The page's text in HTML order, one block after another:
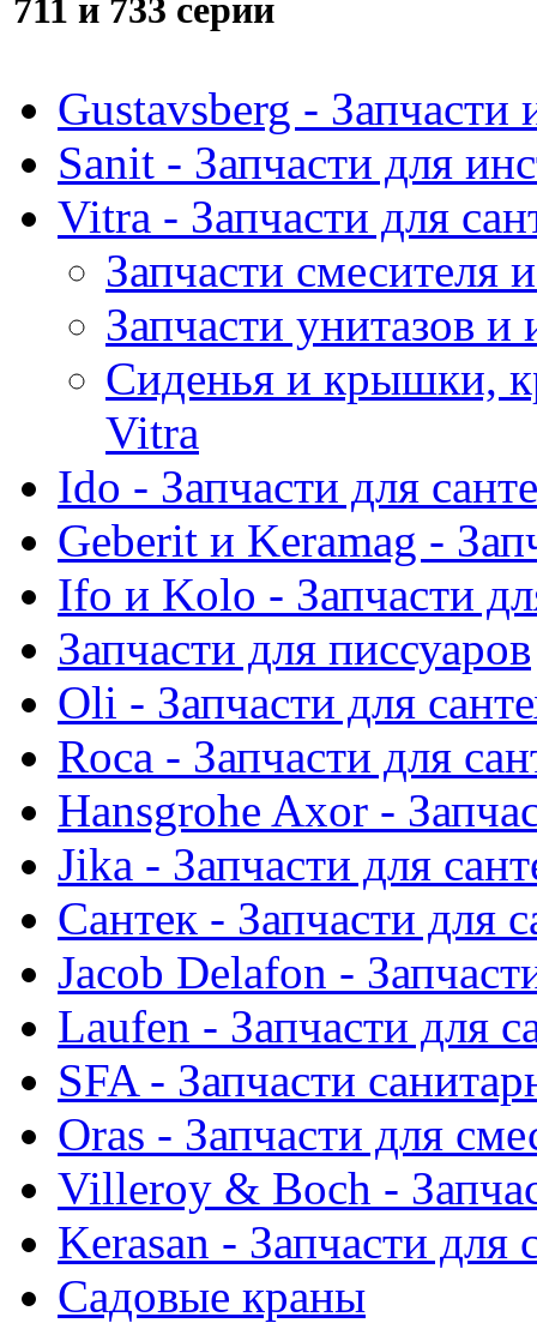
711 и 733 серии
Gustavsberg - Запчасти
Sanit - Запчасти для
Vitra - Запчасти для
Запчасти смесителя
Запчасти унитазов
Сиденья и крышки,
Vitra
Ido - Запчасти для
Geberit и Keramag -
Ifo и Kolo - Запчасти
Запчасти для писсуаров
Oli - Запчасти для
Roca - Запчасти для
Hansgrohe Axor -
Jika - Запчасти для
Сантек - Запчасти для
Jacob Delafon -
Laufen - Запчасти для
SFA - Запчасти
Oras - Запчасти для
Villeroy & Boch -
Kerasan - Запчасти для
Садовые краны